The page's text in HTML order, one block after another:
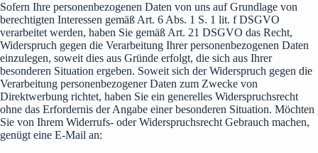
Sofern Ihre personenbezogenen Daten von uns auf Grundlage von
berechtigten Interessen gemäß Art. 6 Abs. 1 S. 1 lit. f DSGVO
verarbeitet werden, haben Sie gemäß Art. 21 DSGVO das Recht,
Widerspruch gegen die Verarbeitung Ihrer personenbezogenen Daten
einzulegen, soweit dies aus Gründe erfolgt, die sich aus Ihrer
besonderen Situation ergeben. Soweit sich der Widerspruch gegen die
Verarbeitung personenbezogener Daten zum Zwecke von
Direktwerbung richtet, haben Sie ein generelles Widerspruchsrecht
ohne das Erfordernis der Angabe einer besonderen Situation. Möchten
Sie von Ihrem Widerrufs- oder Widerspruchsrecht Gebrauch machen,
genügt eine E-Mail an: